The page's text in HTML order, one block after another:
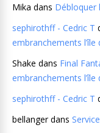
Mika dans Débloquer
sephirothff - Cedric T
embranchements l’île
Shake dans Final
embranchements l’île
sephirothff - Cedric T
bellangerdans